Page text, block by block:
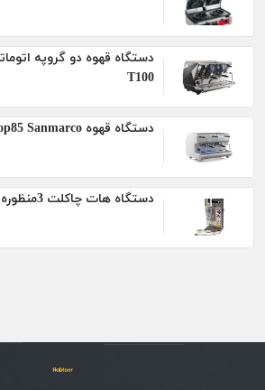
دستگاه قهوه دو گروپه
T100
دستگاه قهوه Top85 Sanmarco
دستگاه هات چاکلت 3منظوره Vema